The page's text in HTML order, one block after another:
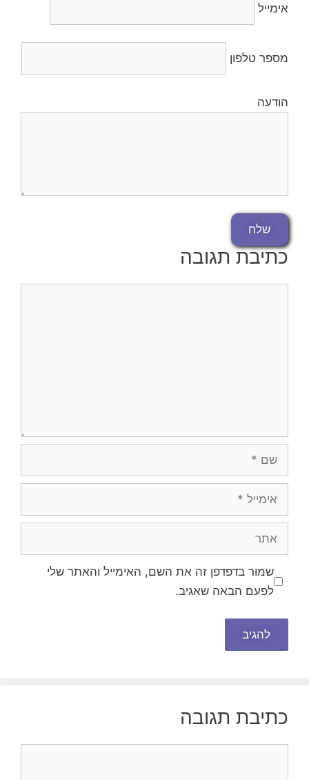
אימייל
מספר טלפון
הודעה
כתיבת תגובה
שמור בדפדפן זה את השם, האימייל והאתר שלי
לפעם הבאה שאגיב.
כתיבת תגובה